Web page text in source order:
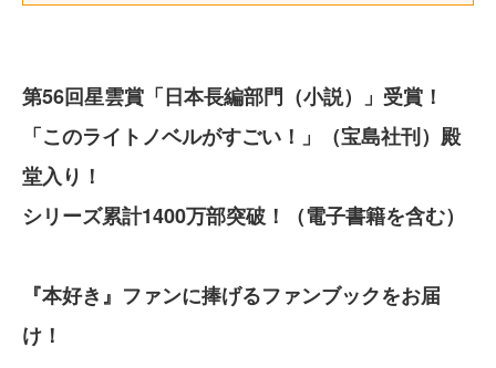
第56回星雲賞「日本長編部門（小説）」受賞！
「このライトノベルがすごい！」（宝島社刊）殿
堂入り！
シリーズ累計1400万部突破！（電子書籍を含む）
『本好き』ファンに捧げるファンブックをお届
け！